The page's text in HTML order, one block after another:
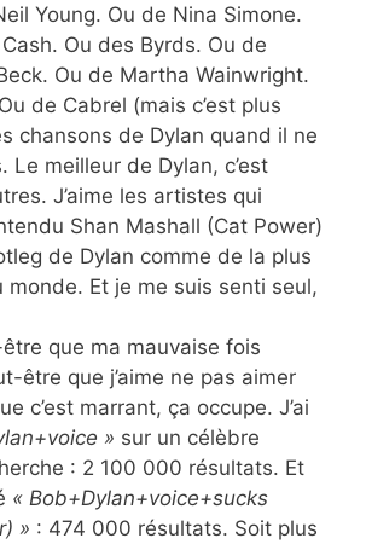
Young. Ou de Nina Simone.
Ou des Byrds. Ou de
Ou de Martha Wainwright.
de Cabrel (mais c’est plus
chansons de Dylan quand il ne
Le meilleur de Dylan, c’est
J’aime les artistes qui
Shan Mashall (Cat Power)
de Dylan comme de la plus
monde. Et je me suis senti seul,
que ma mauvaise fois
être que j’aime ne pas aimer
c’est marrant, ça occupe. J’ai
» sur un célèbre
: 2 100 000 résultats. Et
« Bob+Dylan+voice+sucks
» : 474 000 résultats. Soit plus